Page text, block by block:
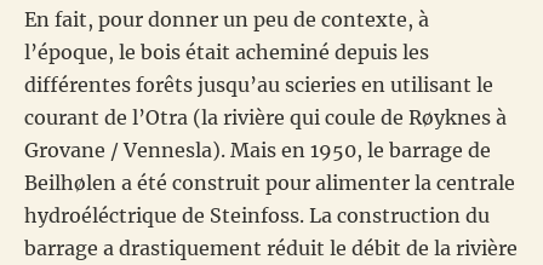
En fait, pour donner un peu de contexte, à
l’époque, le bois était acheminé depuis les
différentes forêts jusqu’au scieries en utilisant le
courant de l’Otra (la rivière qui coule de Røyknes à
Grovane / Vennesla). Mais en 1950, le barrage de
Beilhølen a été construit pour alimenter la centrale
hydroéléctrique de Steinfoss. La construction du
barrage a drastiquement réduit le débit de la rivière